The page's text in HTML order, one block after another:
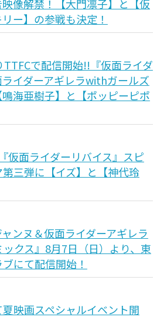
像解禁！【大門凛子】と【仮
ー】の参戦も決定！
で配信開始!!『仮面ライダ
イダーアギレラwithガールズ
海亜樹子】と【ポッピーピポ
仮面ライダーリバイス』スピ
三弾に【イズ】と【神代玲
ャンヌ＆仮面ライダーアギレラ
クス』8月7日（日）より、東
にて配信開始！
夏映画スペシャルイベント開